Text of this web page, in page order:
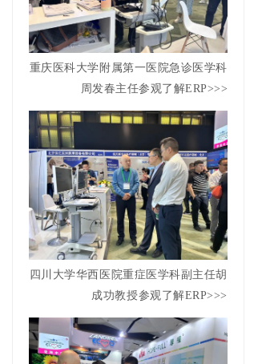
重庆医科大学附属第一医院急诊医学科
周发春主任参观了解ERP>>>
四川大学华西医院重症医学科副主任胡
成功教授参观了解ERP>>>